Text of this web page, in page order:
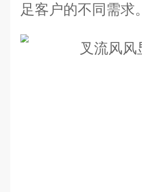
足客户的不同需求。